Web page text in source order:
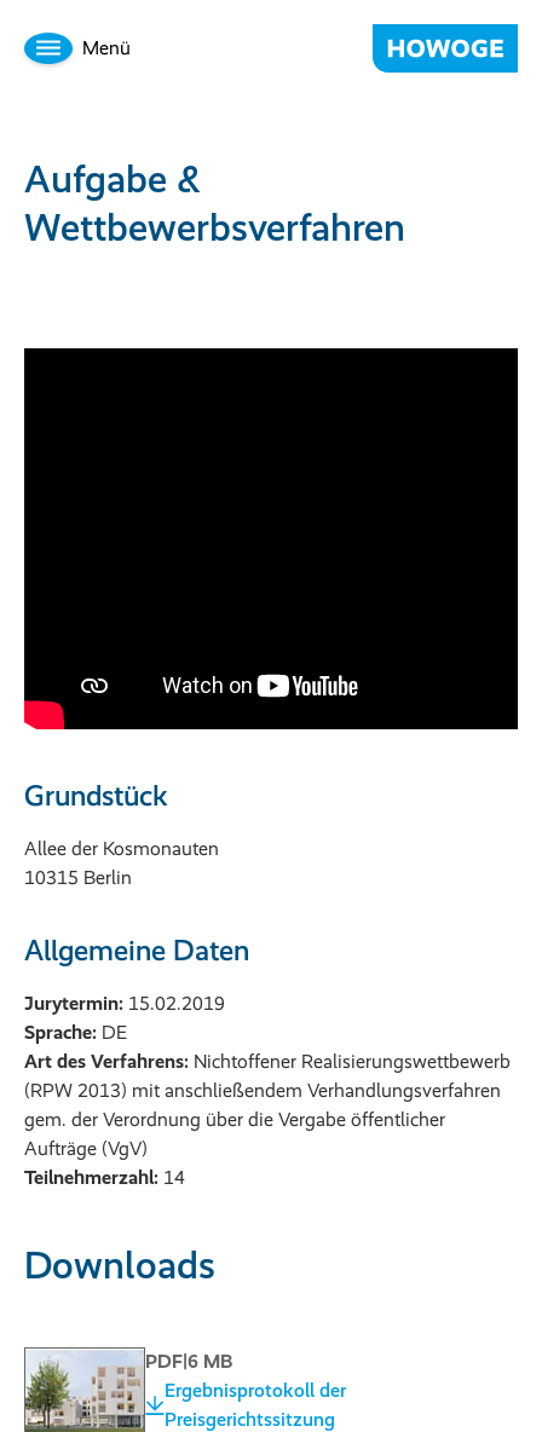
Menü
Aufgabe &
Wettbewerbsverfahren
Grundstück
Allee der Kosmonauten
10315 Berlin
Allgemeine Daten
Jurytermin: 15.02.2019
Sprache: DE
Art des Verfahrens: Nichtoffener Realisierungswettbewerb
(RPW 2013) mit anschließendem Verhandlungsverfahren
gem. der Verordnung über die Vergabe öffentlicher
Aufträge (VgV)
Teilnehmerzahl: 14
Downloads
PDF|6 MB
Ergebnisprotokoll der
Preisgerichtssitzung